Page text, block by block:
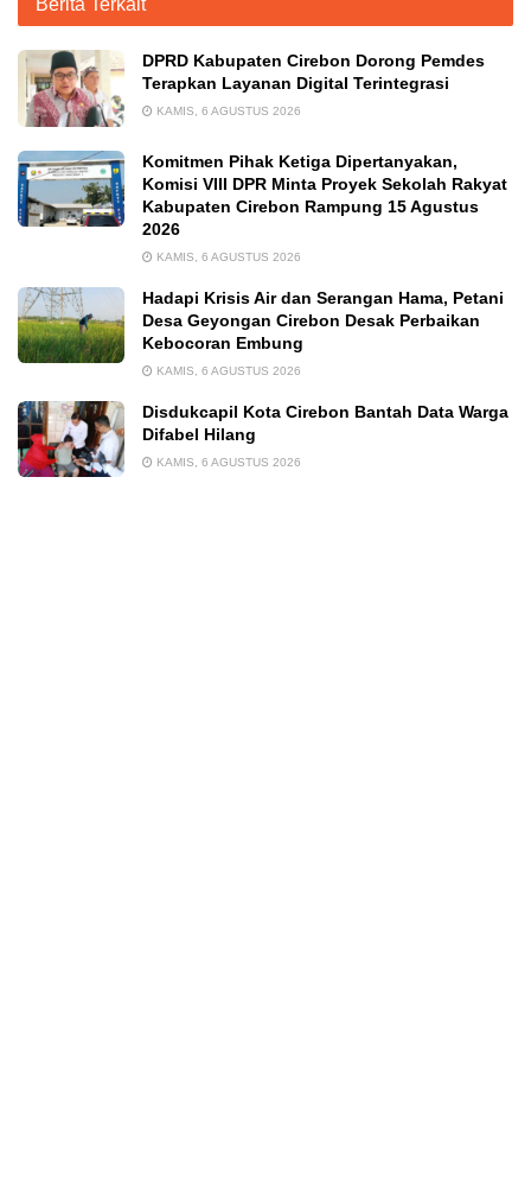
Berita Terkait
DPRD Kabupaten Cirebon Dorong Pemdes
Terapkan Layanan Digital Terintegrasi
KAMIS, 6 AGUSTUS 2026
Komitmen Pihak Ketiga Dipertanyakan,
Komisi VIII DPR Minta Proyek Sekolah Rakyat
Kabupaten Cirebon Rampung 15 Agustus
2026
KAMIS, 6 AGUSTUS 2026
Hadapi Krisis Air dan Serangan Hama, Petani
Desa Geyongan Cirebon Desak Perbaikan
Kebocoran Embung
KAMIS, 6 AGUSTUS 2026
Disdukcapil Kota Cirebon Bantah Data Warga
Difabel Hilang
KAMIS, 6 AGUSTUS 2026